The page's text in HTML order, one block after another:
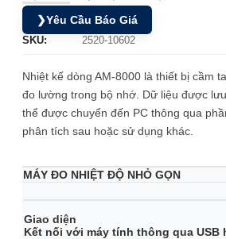
❯Yêu Cầu Báo Giá
SKU: 2520-10602
Nhiệt kế dòng AM-8000 là thiết bị cầm
đo lường trong bộ nhớ. Dữ liệu được
thể được chuyển đến PC thông qua
phân tích sau hoặc sử dụng khác.
MÁY ĐO NHIỆT ĐỘ NHỎ GỌN
Giao diện
Kết nối với máy tính thông qua USB